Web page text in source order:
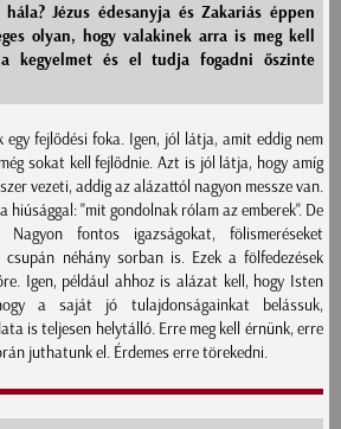
Jézus édesanyja és Zakariás éppen
olyan, hogy valakinek arra is meg kell
kegyelmet és el tudja fogadni őszinte
egy fejlődési foka. Igen, jól látja, amit eddig nem
sokat kell fejlődnie. Azt is jól látja, hogy amíg
vezeti, addig az alázattól nagyon messze van.
hiúsággal: "mit gondolnak rólam az emberek". De
fontos igazságokat, fölismeréseket
néhány sorban is. Ezek a fölfedezések
Igen, például ahhoz is alázat kell, hogy Isten
a saját jó tulajdonságainkat belássuk,
is teljesen helytálló. Erre meg kell érnünk, erre
juthatunk el. Érdemes erre törekedni.